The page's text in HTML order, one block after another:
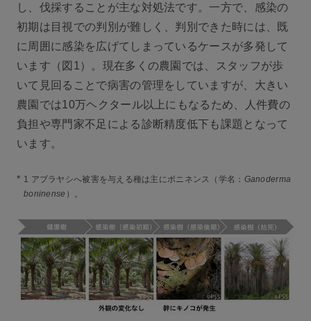
し、伐採することが主な対処法です。一方で、感染の
初期は目視での判別が難しく、判別できた時には、既
に周囲に感染を広げてしまっているケースが多発して
います（図1）。現在多くの農園では、スタッフが歩
いて見回ることで病害の管理をしていますが、大きい
農園では10万ヘクタール以上にもなるため、人件費の
負担や専門家不足による診断精度低下も課題となって
います。
* 1 アブラヤシへ被害を与える種は主にボニネンス（学名： Ganoderma
boninense ）。